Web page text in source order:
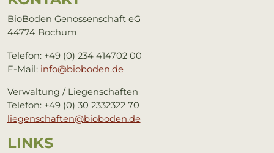
BioBoden Genossenschaft eG
44774 Bochum
Telefon: +49 (0) 234 414702 00
E-Mail: info@bioboden.de
Verwaltung / Liegenschaften
Telefon: +49 (0) 30 2332322 70
liegenschaften@bioboden.de
LINKS